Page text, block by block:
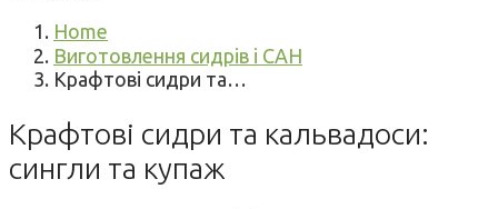
Home
Виготовлення сидрів і САН
Крафтові сидри та…
Крафтові сидри та кальвадоси:
сингли та купаж